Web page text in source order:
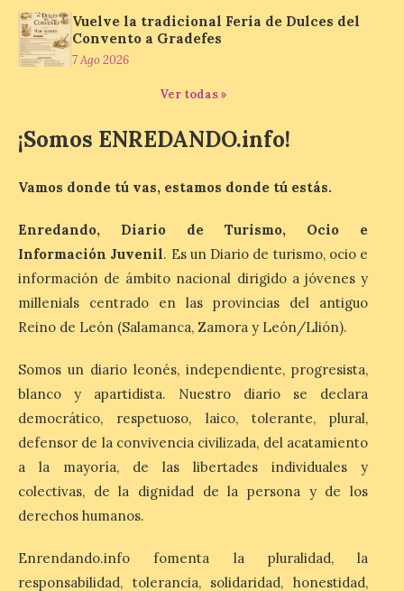
El Ministerio de
Agricultura, Pesca y
Alimentación concede el
España a los mejores
Nevado recibe el premio al mejor jamón
serrano u otras figuras de calidad
Las salas del antiguo
ayuntamiento de
Cabrillanes (Babia) acogen
la muestra ‘Eduardo
Arroyo en la colección del
ILC’
La muestra, que podrá
contemplarse hasta el
próximo 4 de octubre,
que más preocupaban y
fascinaban a este autor de talla
internacional como las múltiples técnicas
que usó y sus sólidos vínculos con la
Vuelve la tradicional Feria de Dulces del
Convento a Gradefes
7 Ago 2026
Ver todas »
¡Somos ENREDANDO.info!
Vamos donde tú vas, estamos donde tú estás.
Enredando, Diario de Turismo, Ocio e
Información Juvenil. Es un Diario de turismo, ocio e
información de ámbito nacional dirigido a jóvenes y
millenials centrado en las provincias del antiguo
Reino de León (Salamanca, Zamora y León/Llión).
Somos un diario leonés, independiente, progresista,
blanco y apartidista. Nuestro diario se declara
democrático, respetuoso, laico, tolerante, plural,
defensor de la convivencia civilizada, del acatamiento
a la mayoría, de las libertades individuales y
colectivas, de la dignidad de la persona y de los
derechos humanos.
Enrendando.info fomenta la pluralidad, la
responsabilidad, tolerancia, solidaridad, honestidad,